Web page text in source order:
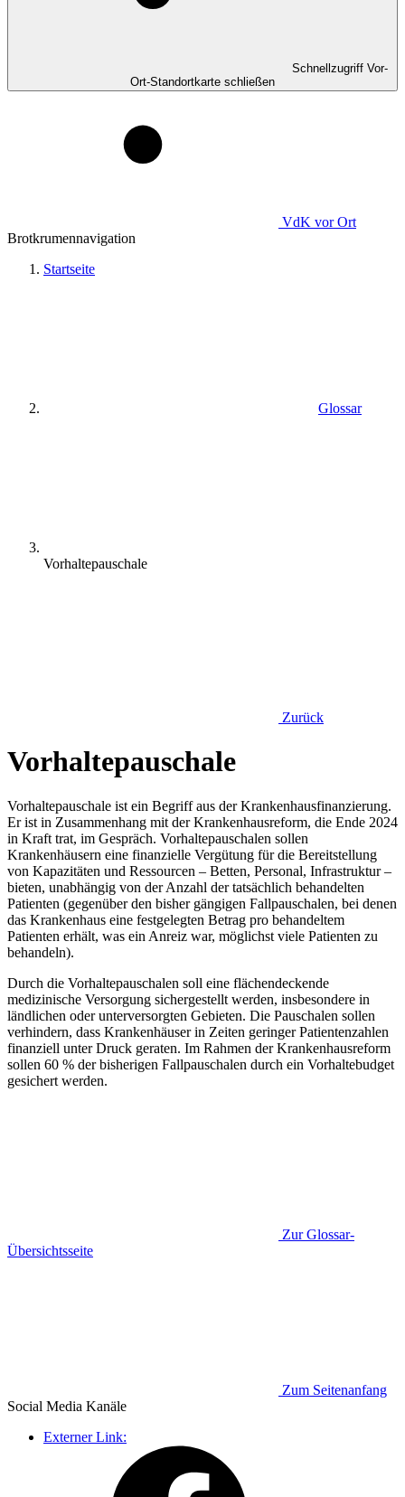
Schnellzugriff Vor-
Ort-Standortkarte schließen
VdK vor Ort
Brotkrumennavigation
Startseite
Glossar
Vorhaltepauschale
Zurück
Vorhaltepauschale
Vorhaltepauschale ist ein Begriff aus der Krankenhausfinanzierung.
Er ist in Zusammenhang mit der Krankenhausreform, die Ende 2024
in Kraft trat, im Gespräch. Vorhaltepauschalen sollen
Krankenhäusern eine finanzielle Vergütung für die Bereitstellung
von Kapazitäten und Ressourcen – Betten, Personal, Infrastruktur –
bieten, unabhängig von der Anzahl der tatsächlich behandelten
Patienten (gegenüber den bisher gängigen Fallpauschalen, bei denen
das Krankenhaus eine festgelegten Betrag pro behandeltem
Patienten erhält, was ein Anreiz war, möglichst viele Patienten zu
behandeln).
Durch die Vorhaltepauschalen soll eine flächendeckende
medizinische Versorgung sichergestellt werden, insbesondere in
ländlichen oder unterversorgten Gebieten. Die Pauschalen sollen
verhindern, dass Krankenhäuser in Zeiten geringer Patientenzahlen
finanziell unter Druck geraten. Im Rahmen der Krankenhausreform
sollen 60 % der bisherigen Fallpauschalen durch ein Vorhaltebudget
gesichert werden.
Zur Glossar-
Übersichtsseite
Zum Seitenanfang
Social Media Kanäle
Externer Link: